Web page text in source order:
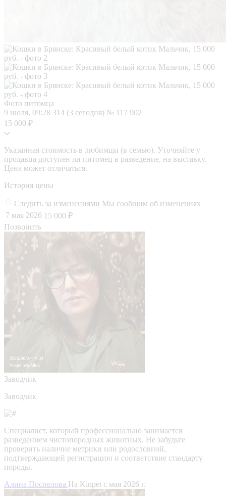
Фото питомца
9 июля, 09:28 314 (3 сегодня) № 117 902
15 000 ₽
Указанная стоимость в любимцы (в семью). Уточняйте у
продавца доступен ли питомец в разведение, на выставку.
Цена может отличаться.
История цены
Следить за изменениями Мы сообщим об изменениях
7 мая 2026 15 000 ₽
Позвонить
Заводчик
Заводчик
Специалист, который профессионально занимается
разведением чистопородных животных. Не забудьте
проверить наличие метрики или родословной,
подтверждающей регистрацию и соответствие стандарту
породы.
Алина Поспелова На Kinpet c мая 2026 г.